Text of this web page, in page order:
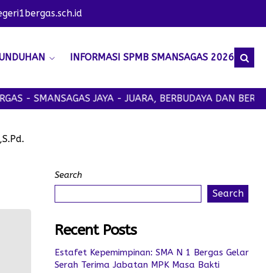
INFORMASI SPMB SMANSAGAS 2026
- SMANSAGAS JAYA - JUARA, BERBUDAYA DAN
Search
Search
Recent Posts
Estafet Kepemimpinan: SMA N 1 Bergas Gelar
Serah Terima Jabatan MPK Masa Bakti